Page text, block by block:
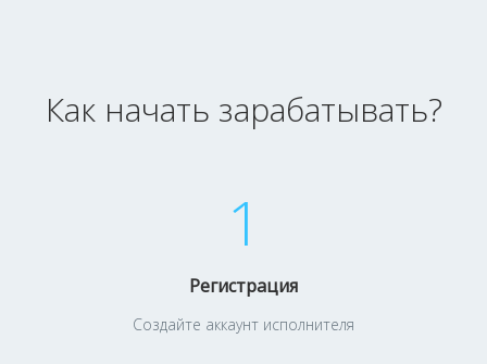
Как начать зарабатывать?
1
Регистрация
Создайте аккаунт исполнителя